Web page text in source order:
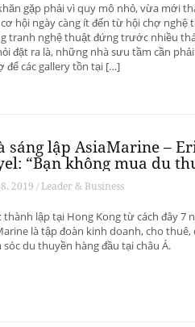
gặp phải vì quy mô nhỏ, vừa mới
hội ngày càng ít đến từ hội chợ nghệ
tranh nghệ thuật đứng trước nhiều
đặt ra là, những nhà sưu tầm cần
để các gallery tồn tại […]
sáng lập AsiaMarine –
“Bạn không mua du
tư sinh lời”
2019 / Leader & Business
lập tại Hong Kong từ cách đây 7
là tập đoàn kinh doanh, cho thuê,
sóc du thuyền hàng đầu tại châu Á.